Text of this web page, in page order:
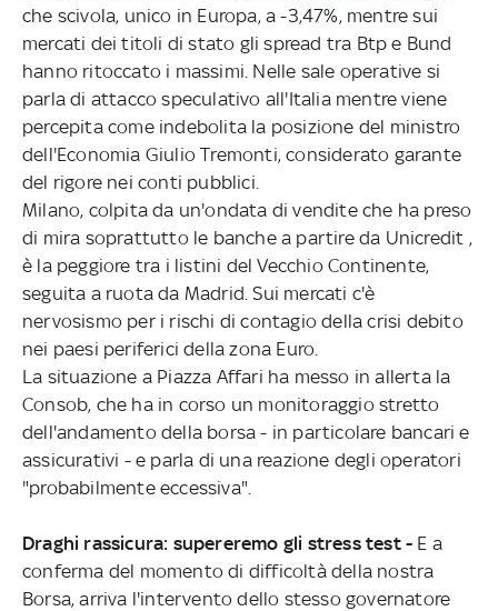
che scivola, unico in Europa, a -3,47%, mentre sui
mercati dei titoli di stato gli spread tra Btp e Bund
hanno ritoccato i massimi. Nelle sale operative si
parla di attacco speculativo all'Italia mentre viene
percepita come indebolita la posizione del ministro
dell'Economia Giulio Tremonti, considerato garante
del rigore nei conti pubblici.
Milano, colpita da un'ondata di vendite che ha preso
di mira soprattutto le banche a partire da Unicredit ,
è la peggiore tra i listini del Vecchio Continente,
seguita a ruota da Madrid. Sui mercati c'è
nervosismo per i rischi di contagio della crisi debito
nei paesi periferici della zona Euro.
La situazione a Piazza Affari ha messo in allerta la
Consob, che ha in corso un monitoraggio stretto
dell'andamento della borsa - in particolare bancari e
assicurativi - e parla di una reazione degli operatori
"probabilmente eccessiva".
Draghi rassicura: supereremo gli stress test - E a
conferma del momento di difficoltà della nostra
Borsa, arriva l'intervento dello stesso governatore